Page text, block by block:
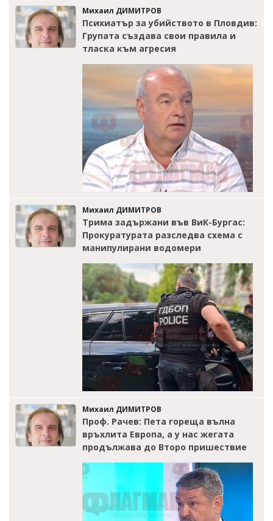
Михаил ДИМИТРОВ
Психиатър за убийството в Пловдив:
Групата създава свои правила и
тласка към агресия
Михаил ДИМИТРОВ
Трима задържани във ВиК-Бургас:
Прокуратурата разследва схема с
манипулирани водомери
Михаил ДИМИТРОВ
Проф. Рачев: Пета гореща вълна
връхлита Европа, а у нас жегата
продължава до Второ пришествие